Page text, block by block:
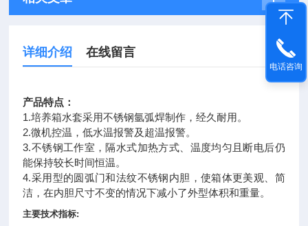
详细介绍 在线留言
产品特点：
1.培养箱水套采用不锈钢氩弧焊制作，经久耐用。
2.微机控温，低水温报警及超温报警。
3.不锈钢工作室，隔水式加热方式、温度均匀且断电后仍
能保持较长时间恒温。
4.采用型的圆弧门和法纹不锈钢内胆，使箱体更美观、简
洁，在内胆尺寸不变的情况下减小了外型体积和重量。
主要技术指标:
电话咨询